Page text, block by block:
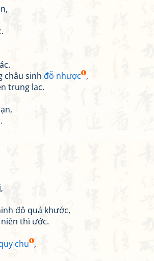
châu sinh đỗ nhược ,
trung lạc.
đô quá khước,
thì ước.
chu ,